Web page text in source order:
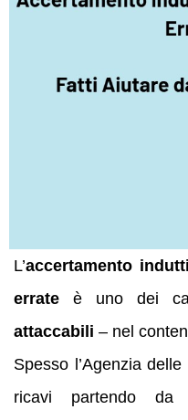
L’accertamento
errate è uno dei
attaccabili – nel
Spesso l’Agenzia
ricavi partendo da